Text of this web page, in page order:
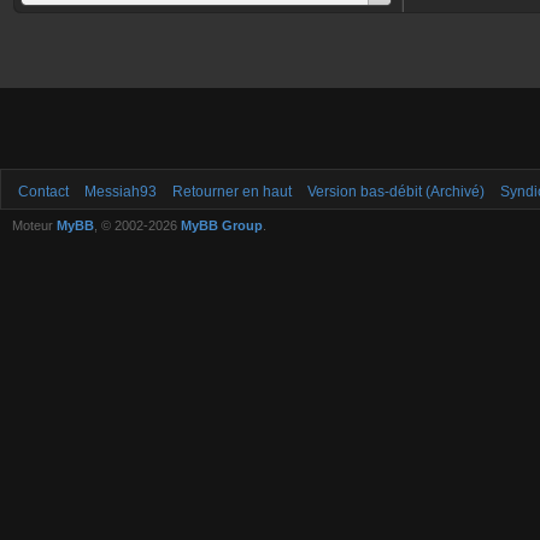
Contact Messiah93 Retourner en haut Version bas-débit (Archivé)
Moteur MyBB , © 2002-2026 MyBB Group